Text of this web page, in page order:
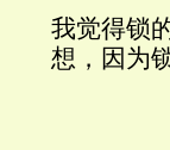
我觉得锁
想，因为